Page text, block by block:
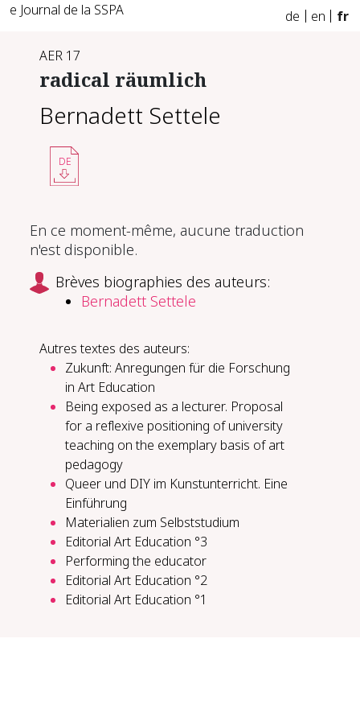
e Journal de la SSPA de en fr
AER 17
radical räumlich
Bernadett Settele
DE
En ce moment-même, aucune traduction
n'est disponible.
Brèves biographies des auteurs:
Bernadett Settele
Autres textes des auteurs:
Zukunft: Anregungen für die Forschung
in Art Education
Being exposed as a lecturer. Proposal
for a reflexive positioning of university
teaching on the exemplary basis of art
pedagogy
Queer und DIY im Kunstunterricht. Eine
Einführung
Materialien zum Selbststudium
Editorial Art Education °3
Per­form­ing the ed­u­ca­tor
Editorial Art Education °2
Editorial Art Education °1